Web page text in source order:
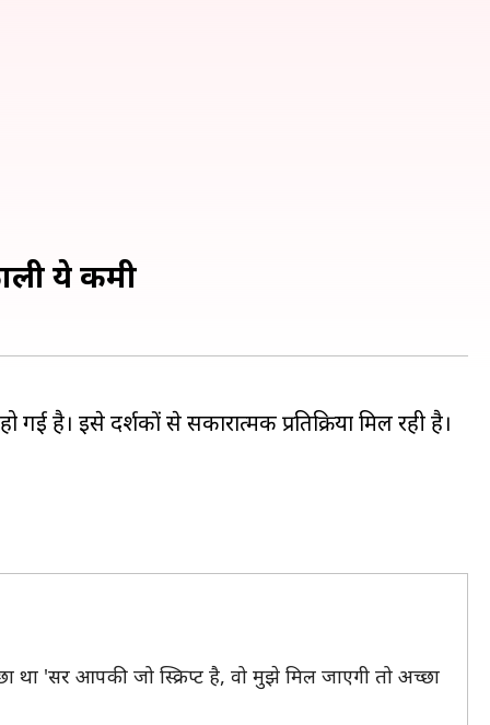
ये कमी
है। इसे दर्शकों से सकारात्मक प्रतिक्रिया मिल रही है।
था 'सर आपकी जो स्क्रिप्ट है, वो मुझे मिल जाएगी तो अच्छा